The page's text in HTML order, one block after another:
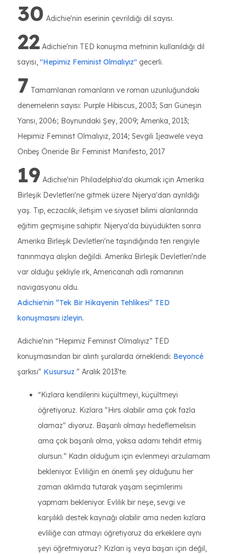
30 Adichie'nin eserinin çevrildiği dil sayısı.
22 Adichie'nin TED konuşma metninin kullanıldığı dil
sayısı, ''Hepimiz Feminist Olmalıyız'' gecerli.
7 Tamamlanan romanların ve roman uzunluğundaki
denemelerin sayısı: Purple Hibiscus, 2003; Sarı Güneşin
Yarısı, 2006; Boynundaki Şey, 2009; Amerika, 2013;
Hepimiz Feminist Olmalıyız, 2014; Sevgili Ijeawele veya
Onbeş Öneride Bir Feminist Manifesto, 2017
19 Adichie'nin Philadelphia'da okumak için Amerika
Birleşik Devletleri'ne gitmek üzere Nijerya'dan ayrıldığı
yaş. Tıp, eczacılık, iletişim ve siyaset bilimi alanlarında
eğitim geçmişine sahiptir. Nijerya'da büyüdükten sonra
Amerika Birleşik Devletleri'ne taşındığında ten rengiyle
tanınmaya alışkın değildi. Amerika Birleşik Devletleri'nde
var olduğu şekliyle ırk, Americanah adlı romanının
navigasyonu oldu.
Adichie'nin “Tek Bir Hikayenin Tehlikesi” TED
konuşmasını izleyin.
Adichie'nin “Hepimiz Feminist Olmalıyız” TED
konuşmasından bir alıntı şuralarda örneklendi: Beyoncé
şarkısı" Kusursuz " Aralık 2013'te.
“Kızlara kendilerini küçültmeyi, küçültmeyi
öğretiyoruz. Kızlara "Hırs olabilir ama çok fazla
olamaz" diyoruz. Başarılı olmayı hedeflemelisin
ama çok başarılı olma, yoksa adamı tehdit etmiş
olursun.” Kadın olduğum için evlenmeyi arzulamam
bekleniyor. Evliliğin en önemli şey olduğunu her
zaman aklımda tutarak yaşam seçimlerimi
yapmam bekleniyor. Evlilik bir neşe, sevgi ve
karşılıklı destek kaynağı olabilir ama neden kızlara
evliliğe can atmayı öğretiyoruz da erkeklere aynı
şeyi öğretmiyoruz? Kızları iş veya başarı için değil,